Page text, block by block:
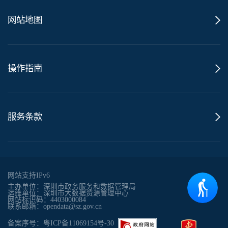
网站地图
操作指南
服务条款
网站支持IPv6
主办单位：深圳市政务服务和数据管理局
运维单位：深圳市大数据资源管理中心
网站标识码：4403000084
联系邮箱：opendata@sz.gov.cn
备案序号：粤ICP备11069154号-30